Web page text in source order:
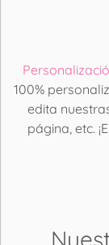
100%
edita
página, etc.